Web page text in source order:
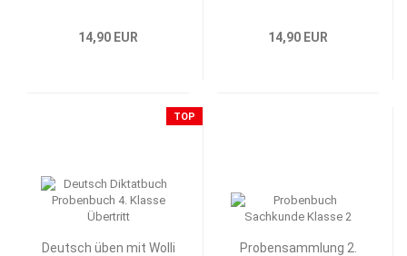
14,90 EUR 14,90 EUR
TOP
Deutsch üben mit Wolli
Probensammlung 2.